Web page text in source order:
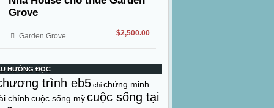
Grove
Garden Grove $2,500.00
HƯỚNG ĐỌC
trình eb5 chị chứng minh
chính cuộc sống mỹcuộc sống tại